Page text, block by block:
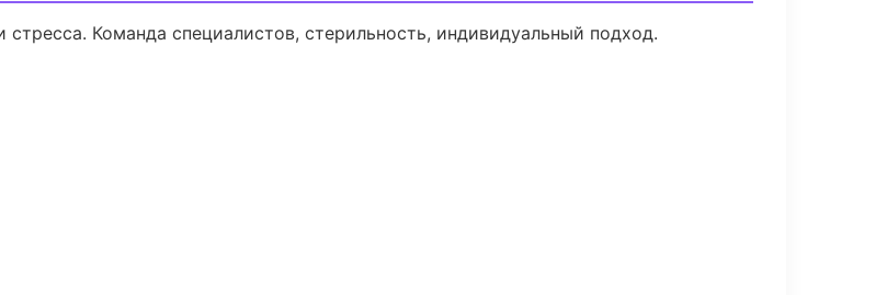
Команда специалистов, стерильность, индивидуальный подход.